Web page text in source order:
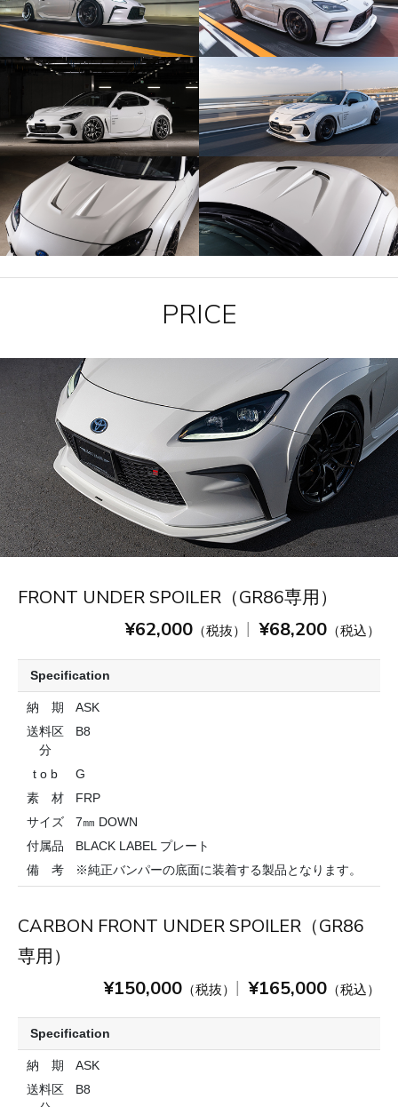
PRICE
FRONT UNDER SPOILER（GR86専用）
¥62,000 （税抜） ¥68,200 （税込）
Specification
納 期
ASK
送料区
分
B8
t o b
G
素 材
FRP
サイズ
7㎜ DOWN
付属品
BLACK LABEL プレート
備 考
※純正バンパーの底面に装着する製品となります。
CARBON FRONT UNDER SPOILER（GR86
専用）
¥150,000 （税抜） ¥165,000 （税込）
Specification
納 期
ASK
送料区
B8